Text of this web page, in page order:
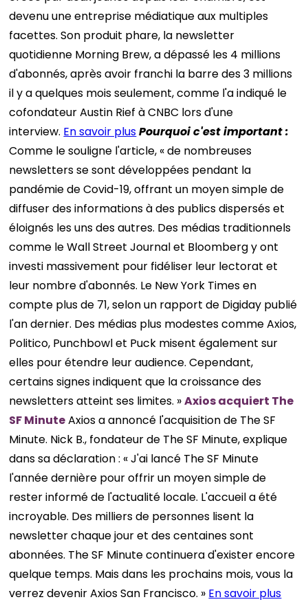
devenu une entreprise médiatique aux multiples
facettes. Son produit phare, la newsletter
quotidienne Morning Brew, a dépassé les 4 millions
d'abonnés, après avoir franchi la barre des 3 millions
il y a quelques mois seulement, comme l'a indiqué le
cofondateur Austin Rief à CNBC lors d'une
interview. En savoir plusPourquoi c'est important :
Comme le souligne l'article, « de nombreuses
newsletters se sont développées pendant la
pandémie de Covid-19, offrant un moyen simple de
diffuser des informations à des publics dispersés et
éloignés les uns des autres. Des médias traditionnels
comme le Wall Street Journal et Bloomberg y ont
investi massivement pour fidéliser leur lectorat et
leur nombre d'abonnés. Le New York Times en
compte plus de 71, selon un rapport de Digiday publié
l'an dernier. Des médias plus modestes comme Axios,
Politico, Punchbowl et Puck misent également sur
elles pour étendre leur audience. Cependant,
certains signes indiquent que la croissance des
newsletters atteint ses limites. »Axios acquiert The
SF MinuteAxios a annoncé l'acquisition de The SF
Minute. Nick B., fondateur de The SF Minute, explique
dans sa déclaration : « J'ai lancé The SF Minute
l'année dernière pour offrir un moyen simple de
rester informé de l'actualité locale. L'accueil a été
incroyable. Des milliers de personnes lisent la
newsletter chaque jour et des centaines sont
abonnées. The SF Minute continuera d'exister encore
quelque temps. Mais dans les prochains mois, vous la
verrez devenir Axios San Francisco. » En savoir plus